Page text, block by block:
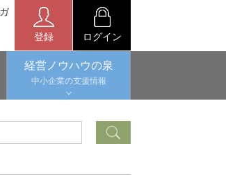
登録 ログイン
経営ノウハウの泉
中小企業の支援情報